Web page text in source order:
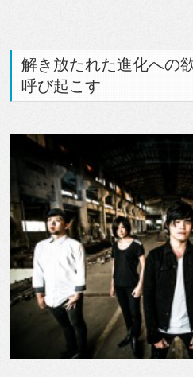
解き放たれた進化への
呼び起こす